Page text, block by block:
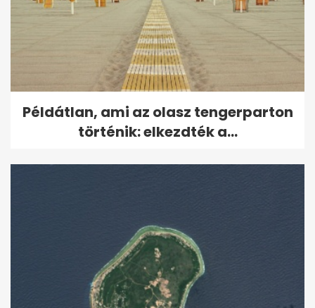
Példátlan, ami az olasz tengerparton
történik: elkezdték a...